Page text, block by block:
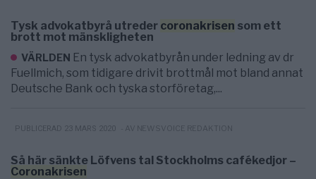
Tysk advokatbyrå utreder coronakrisen som ett
brott mot mänskligheten
VÄRLDEN En tysk advokatbyrån under ledning av dr
Fuellmich, som tidigare drivit brottmål mot bland annat
Deutsche Bank och tyska storföretag,...
PUBLICERAD 23 MARS 2020 - AV NEWSVOICE REDAKTION
Så här sänkte Löfvens tal Stockholms cafékedjor –
Coronakrisen